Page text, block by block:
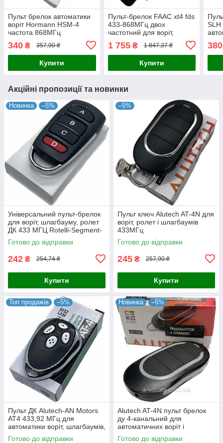
Пульт брелок автоматики
воріт Hormann HSM-4
частота 868МГц
340 ₴ 357,90 ₴
Купити
Пульт-брелок FAAC xt4 fds
433-868МГц двох
частотний для воріт,
шлагбауму, ролет та брам
1 755₴ 1 847,37 ₴
Купити
380
Акційні пропозиції та новинки
Новинка –5%
Універсальний пульт-брелок
для воріт, шлагбауму, ролет
ДК 433 МГЦ Rotelli-Segment-
Miller
Готово до відправки
242 ₴ 254,74 ₴
Купити
–5%
Пульт ключ Alutech AT-4N для
воріт, ролет і шлагбаумів
433МГц
Готово до відправки
245 ₴ 257,90 ₴
Купити
Топ продажів –5%
Пульт ДК Alutech-AN Motors
AT4 433,92 МГц для
автоматики воріт, шлагбаумів,
ролет (оригінал)
Готово до відправки
Новинка –5%
Alutech AT-4N пульт брелок
ду 4-канальний для
автоматичних воріт і
шлагбаумів (оригінал)
Готово до відправки